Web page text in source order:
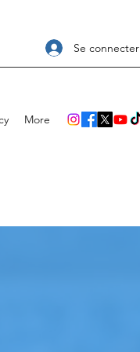
Se connecter
More